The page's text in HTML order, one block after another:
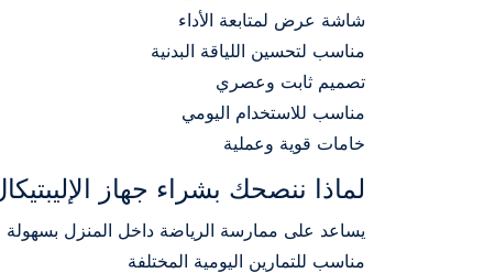
شاشة عرض لمتابعة الأداء
مناسب لتحسين اللياقة البدنية
تصميم ثابت وعصري
مناسب للاستخدام اليومي
خامات قوية وعملية
لماذا ننصحك بشراء جهاز
يساعد على ممارسة الرياضة داخل المنزل بسهولة
مناسب للتمارين اليومية المختلفة